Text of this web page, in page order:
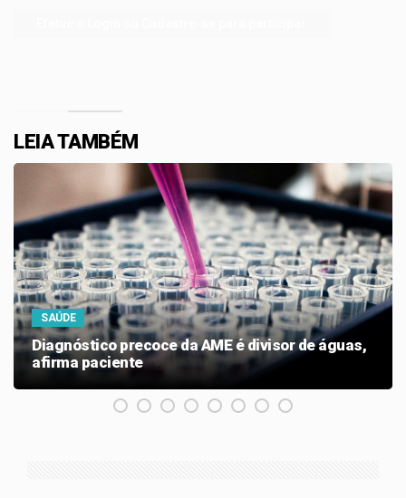
LEIA TAMBÉM
SAÚDE
Diagnóstico precoce da AME é divisor de águas,
afirma paciente